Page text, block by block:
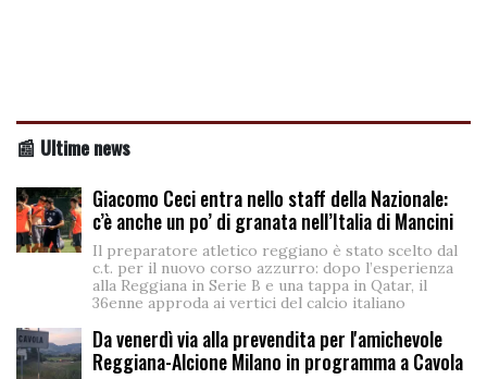
📰 Ultime news
Giacomo Ceci entra nello staff della Nazionale:
c’è anche un po’ di granata nell’Italia di Mancini
Il preparatore atletico reggiano è stato scelto dal
c.t. per il nuovo corso azzurro: dopo l’esperienza
alla Reggiana in Serie B e una tappa in Qatar, il
36enne approda ai vertici del calcio italiano
Da venerdì via alla prevendita per l'amichevole
Reggiana-Alcione Milano in programma a Cavola